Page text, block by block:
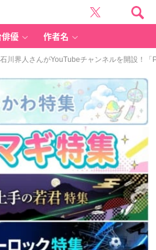
俳優 作者名
川界人さんがYouTubeチャンネルを開設！